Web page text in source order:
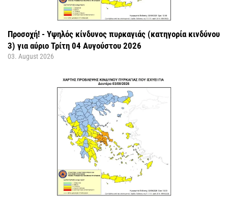
Προσοχή! - Υψηλός κίνδυνος πυρκαγιάς (κατηγορία κινδύνου
3) για αύριο Τρίτη 04 Αυγούστου 2026
03. August 2026